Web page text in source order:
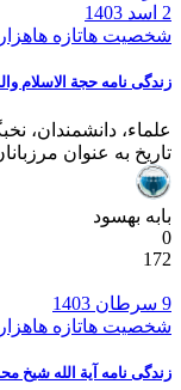
2 اسد 1403
شخصیت هاتازه ها
زندگی نامه حجة الاسلام
علماء، دانشمندان،
تاریخ به عنوان
بابه بهسود
0
172
9 سرطان 1403
شخصیت هاتازه ها
زندگی نامه آیة الله شیخ